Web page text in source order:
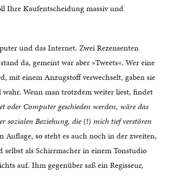
Ihre Kaufentscheidung massiv und
und das Internet. Zwei Rezensenten
da, gemeint war aber »Tweets«. Wer eine
mit einem Anzugstoff verwechselt, gaben sie
wahr. Wenn man trotzdem weiter liest, findet
Computer geschieden werden, wäre das
sozialen Beziehung, die(!) mich tief verstören
Auflage, so steht es auch noch in der zweiten,
als Schirrmacher in einem Tonstudio
auf. Ihm gegenüber saß ein Regisseur,